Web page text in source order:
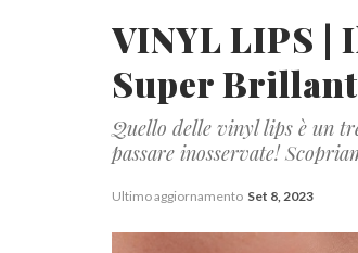
VINYL LIPS |
Super
Quello delle vinyl lips è un
passare inosservate!
Ultimo aggiornamento Set 8, 2023